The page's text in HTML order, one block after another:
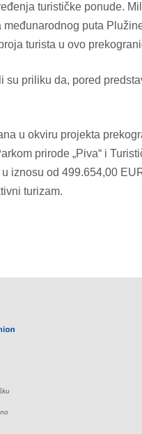
turističke ponude.
međunarodnog puta
turista u ovo
su priliku da, pored
u okviru projekta
prirode „Piva“ i
iznosu od 499.654,00
turizam.